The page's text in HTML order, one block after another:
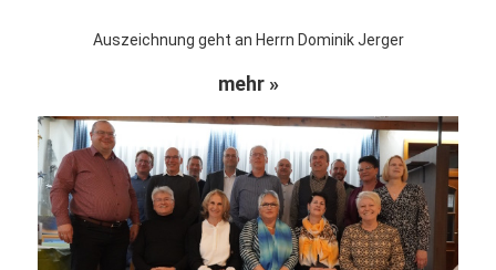
Auszeichnung geht an Herrn Dominik Jerger
mehr »